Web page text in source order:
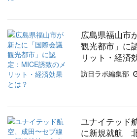
広島県福山市
観光都市」に
リット・経済
訪日ラボ編集部
ユナイテッド
に新規就航